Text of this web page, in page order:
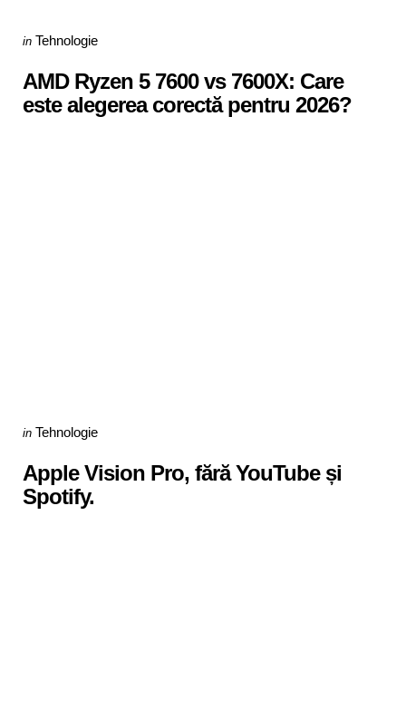
Categories
Posted
in Tehnologie
AMD Ryzen 5 7600 vs 7600X: Care
este alegerea corectă pentru 2026?
Categories
Posted
in Tehnologie
Apple Vision Pro, fără YouTube și
Spotify.